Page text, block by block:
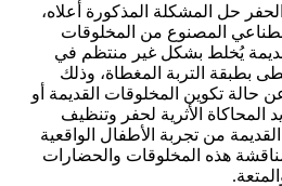
حل المشكلة المذكورة أعلاه،
المصنوع من المخلوقات
القديمة يُخلط بشكل غير منتظم في
بطبقة التربة المغطاة، وذلك
حالة تكوين المخلوقات القديمة أو
المحاكاة الأثرية لحفر وتنظيف
من تجربة الأطفال الواقعية
هذه المخلوقات والحضارات